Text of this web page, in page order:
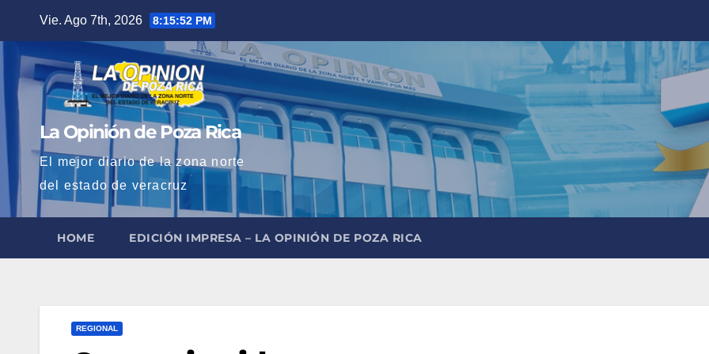
contenido
Vie. Ago 7th, 2026 8:15:53 PM
La Opinión de Poza Rica
El mejor diario de la zona norte
del estado de veracruz
HOME EDICIÓN IMPRESA – LA OPINIÓN DE POZA RICA
REGIONAL